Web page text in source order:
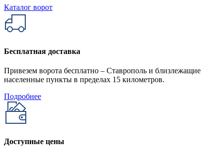
Каталог ворот
Бесплатная доставка
Привезем ворота бесплатно – Ставрополь и близлежащие
населенные пункты в пределах 15 километров.
Подробнее
Доступные цены